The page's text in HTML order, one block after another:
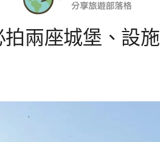
兩座城堡、設施